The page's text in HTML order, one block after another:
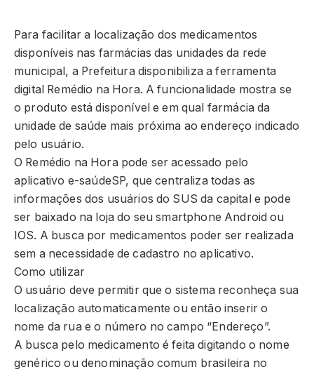
Para facilitar a localização dos medicamentos
disponíveis nas farmácias das unidades da rede
municipal, a Prefeitura disponibiliza a ferramenta
digital Remédio na Hora. A funcionalidade mostra se
o produto está disponível e em qual farmácia da
unidade de saúde mais próxima ao endereço indicado
pelo usuário.
O Remédio na Hora pode ser acessado pelo
aplicativo e-saúdeSP, que centraliza todas as
informações dos usuários do SUS da capital e pode
ser baixado na loja do seu smartphone Android ou
IOS. A busca por medicamentos poder ser realizada
sem a necessidade de cadastro no aplicativo.
Como utilizar
O usuário deve permitir que o sistema reconheça sua
localização automaticamente ou então inserir o
nome da rua e o número no campo “Endereço”.
A busca pelo medicamento é feita digitando o nome
genérico ou denominação comum brasileira no